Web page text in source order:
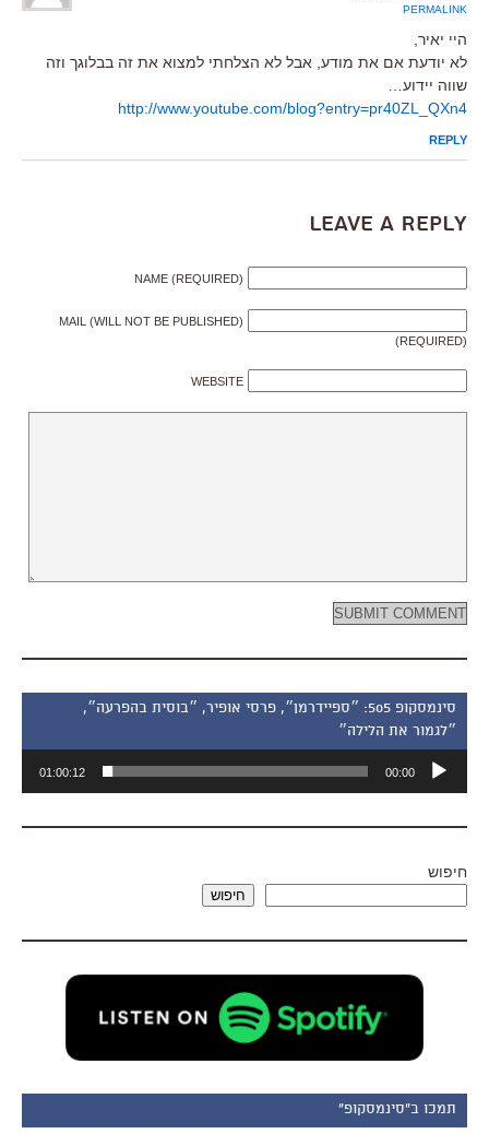
PERMALINK
היי יאיר,
לא יודעת אם את מודע, אבל לא הצלחתי למצוא את זה בבלוגך וזה
שווה יידוע…
http://www.youtube.com/blog?entry=pr40ZL_QXn4
REPLY
Leave a Reply
NAME (REQUIRED)
MAIL (WILL NOT BE PUBLISHED)
(REQUIRED)
WEBSITE
סינמסקופ 505: ״ספיידרמן״, פרסי אופיר, ״בוסית בהפרעה״,
״לגמור את הלילה״
אודיו
00:00
01:00:12
חיפוש
חיפוש
תמכו ב"סינמסקופ"